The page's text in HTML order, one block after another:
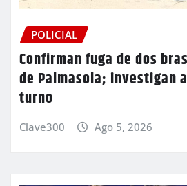
POLICIAL
Confirman fuga de dos
de Palmasola; investigan
turno
Clave300 Ago 5, 2026